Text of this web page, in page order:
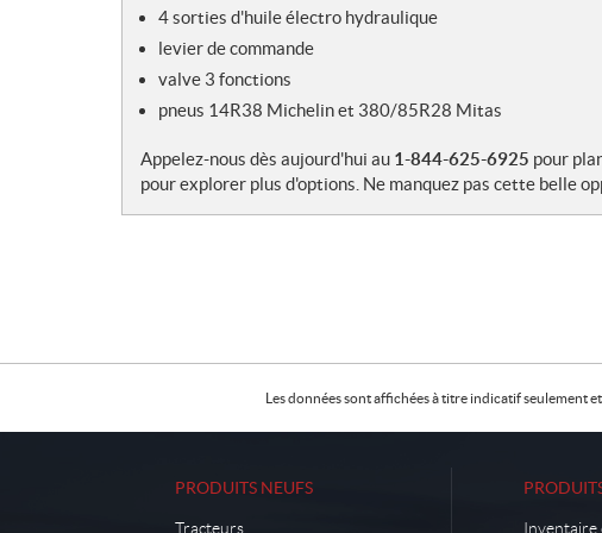
4 sorties d'huile électro hydraulique
levier de commande
valve 3 fonctions
pneus 14R38 Michelin et 380/85R28 Mitas
Appelez-nous dès aujourd'hui au 1-844-625-6925 pour
pour explorer plus d'options. Ne manquez pas cette belle
Les données sont affichées à titre indicatif seulement
PRODUITS NEUFS
Tracteurs Inventaire